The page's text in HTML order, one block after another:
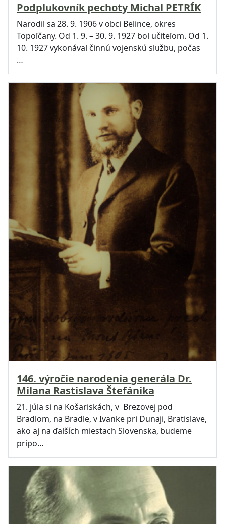
Podplukovník pechoty Michal PETRÍK
Narodil sa 28. 9. 1906 v obci Belince, okres
Topoľčany. Od 1. 9. – 30. 9. 1927 bol učiteľom. Od 1.
10. 1927 vykonával činnú vojenskú službu, počas
…
146. výročie narodenia generála Dr.
Milana Rastislava Štefánika
21. júla si na Košariskách, v Brezovej pod
Bradlom, na Bradle, v Ivanke pri Dunaji, Bratislave,
ako aj na ďalších miestach Slovenska, budeme
pripo…